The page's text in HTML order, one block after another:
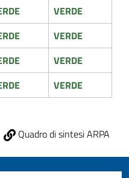
VERDE
VERDE
VERDE
VERDE
Quadro di sintesi ARPA